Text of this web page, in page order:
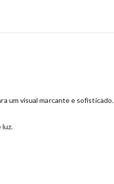
um visual marcante e sofisticado.
luz.